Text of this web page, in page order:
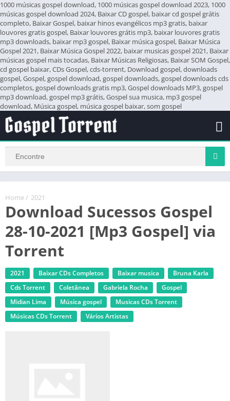
1000 músicas gospel download, 1000 músicas gospel download 2023, 1000
músicas gospel download 2024, Baixar CD gospel, baixar cd gospel grátis
completo, Baixar Gospel, baixar hinos evangélicos mp3 gratis, baixar
louvores gratis gospel, Baixar louvores grátis mp3, baixar louvores gratis
mp3 downloads, baixar mp3 gospel, Baixar música gospel, Baixar Música
Gospel 2021, Baixar Música Gospel 2022, baixar musicas gospel 2021, Baixar
músicas gospel mais tocadas, Baixar Músicas Religiosas, Baixar SOM Gospel,
cd gospel baixar, CDs Gospel, cds-torrent, Download gospel, downloads
gospel, Gospel, gospel download, gospel downloads, gospel downloads cds
completos, gospel downloads gratis mp3, Gospel downloads MP3, gospel
mp3 download, gospel mp3 grátis, Gospel sua musica, mp3 gospel
download, Música gospel, música gospel baixar, som gospel
Home / 2021
Download Sucessos Gospel
28-10-2021 [Mp3 Gospel] via
Torrent
2021 Baixar CDs Completos Baixar musica
Bruna Karla
Cds Torrent
Coletânea Gabriela Rocha
Gospel
Midian Lima
Música gospel
‎Musicas CDs Torrent
‎Músicas CDs Torrent
Vários Artistas